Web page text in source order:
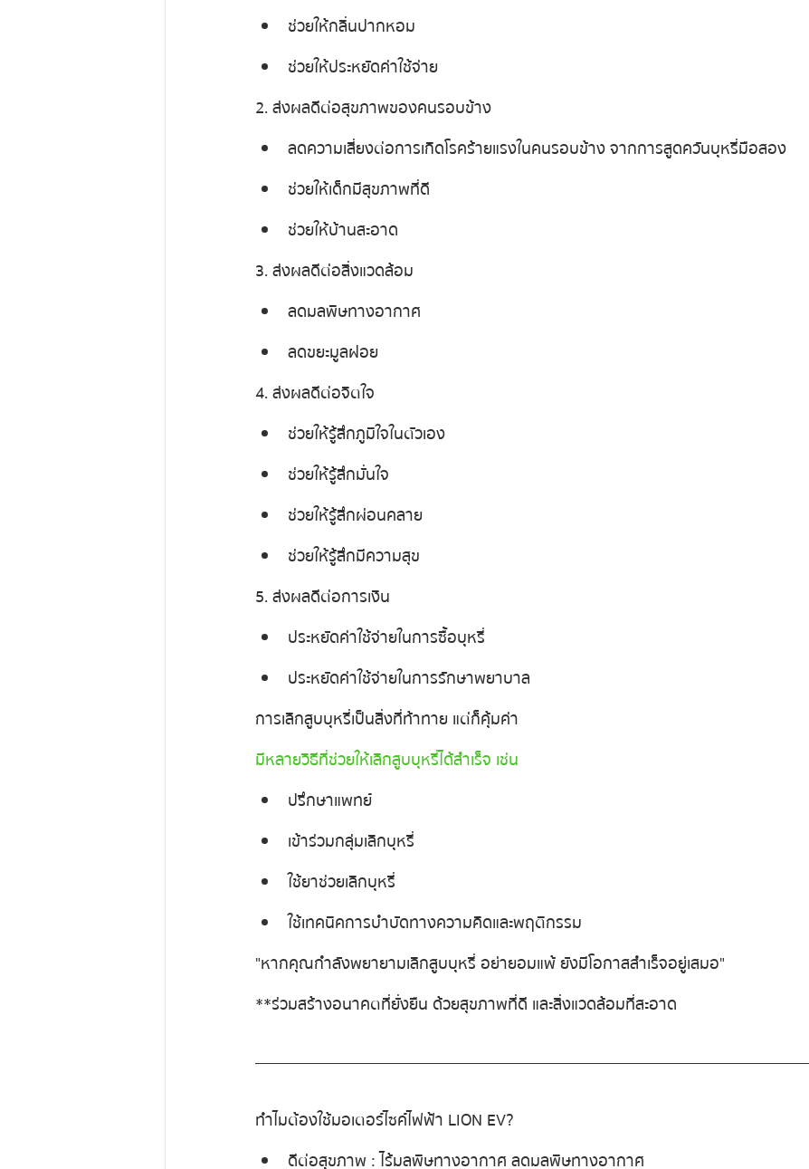
ช่วยให้กลิ่นปากหอม
ช่วยให้ประหยัดค่าใช้จ่าย
2. ส่งผลดีต่อสุขภาพของคนรอบข้าง
ลดความเสี่ยงต่อการเกิดโรคร้ายแรงในคนรอบข้าง จากการสูดควันบุหรี่มือสอง
ช่วยให้เด็กมีสุขภาพที่ดี
ช่วยให้บ้านสะอาด
3. ส่งผลดีต่อสิ่งแวดล้อม
ลดมลพิษทางอากาศ
ลดขยะมูลฝอย
4. ส่งผลดีต่อจิตใจ
ช่วยให้รู้สึกภูมิใจในตัวเอง
ช่วยให้รู้สึกมั่นใจ
ช่วยให้รู้สึกผ่อนคลาย
ช่วยให้รู้สึกมีความสุข
5. ส่งผลดีต่อการเงิน
ประหยัดค่าใช้จ่ายในการซื้อบุหรี่
ประหยัดค่าใช้จ่ายในการรักษาพยาบาล
การเลิกสูบบุหรี่   เป็นสิ่งที่ท้าทาย แต่ก็คุ้มค่า
มีหลายวิธีที่ช่วยให้เลิกสูบบุหรี่ได้สำเร็จ เช่น
ปรึกษาแพทย์
เข้าร่วมกลุ่มเลิกบุหรี่
ใช้ยาช่วยเลิกบุหรี่
ใช้เทคนิคการบำบัดทางความคิดและพฤติกรรม
"หากคุณกำลังพยายามเลิกสูบบุหรี่ อย่ายอมแพ้ ยังมีโอกาสสำเร็จอยู่เสมอ"
**ร่วมสร้างอนาคตที่ยั่งยืน ด้วยสุขภาพที่ดี และสิ่งแวดล้อมที่สะอาด
ทำไมต้องใช้มอเตอร์ไซค์ไฟฟ้า LION EV?
ดีต่อสุขภาพ : ไร้มลพิษทางอากาศ ลดมลพิษทางอากาศ